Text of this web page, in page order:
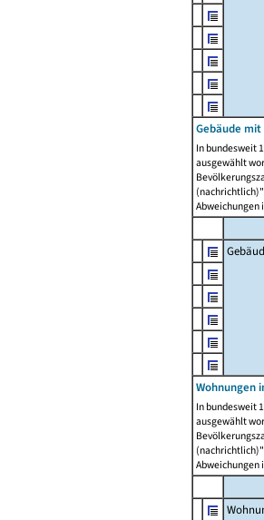
Gebäude mit
In bundesweit
ausgewählt
Abweichungen
Wohnungen
In bundesweit
ausgewählt
Abweichungen